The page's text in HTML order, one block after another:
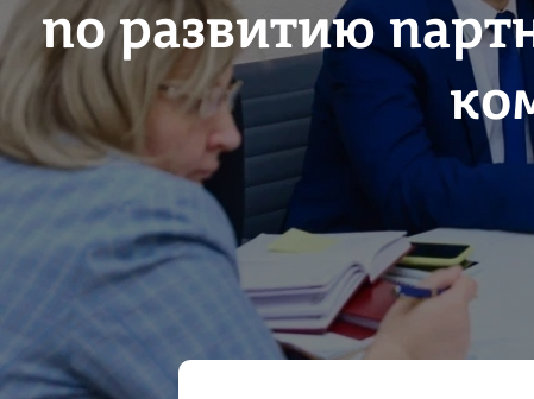
по развитию